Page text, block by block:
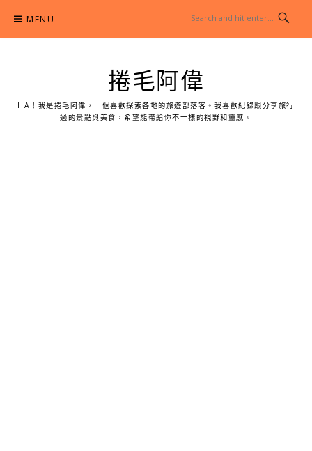
content
MENU
捲毛阿偉
HA！我是捲毛阿偉，一個喜歡探索各地的旅遊部落客。我喜歡紀錄跟分享旅行
過的景點與美食，希望能帶給你不一樣的視野和靈感。